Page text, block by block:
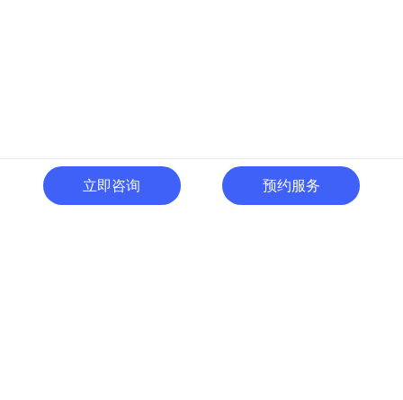
全国热线: 400-996-0801
立即咨询 预约服务